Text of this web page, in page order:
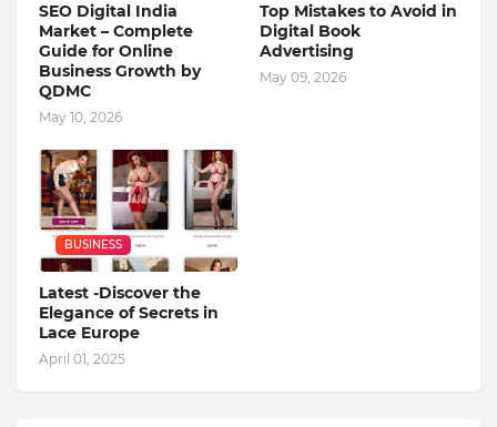
SEO Digital India
Market – Complete
Guide for Online
Business Growth by
QDMC
May 10, 2026
Top Mistakes to Avoid in
Digital Book
Advertising
May 09, 2026
BUSINESS
Latest -Discover the
Elegance of Secrets in
Lace Europe
April 01, 2025